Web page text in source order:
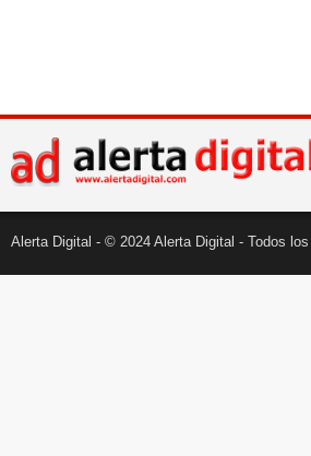
Alerta Digital - © 2024 Alerta Digital - Todos los